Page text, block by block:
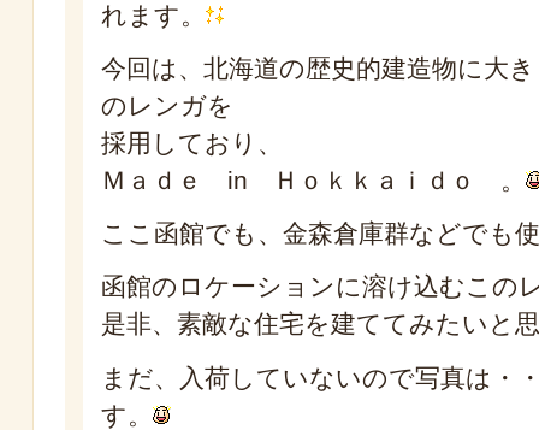
れます。
今回は、北海道の歴史的建造物に大
のレンガを
採用しており、
Ｍａｄｅ in Ｈｏｋｋａｉｄｏ 。
ここ函館でも、金森倉庫群などでも
函館のロケーションに溶け込むこの
是非、素敵な住宅を建ててみたいと
まだ、入荷していないので写真は・
す。